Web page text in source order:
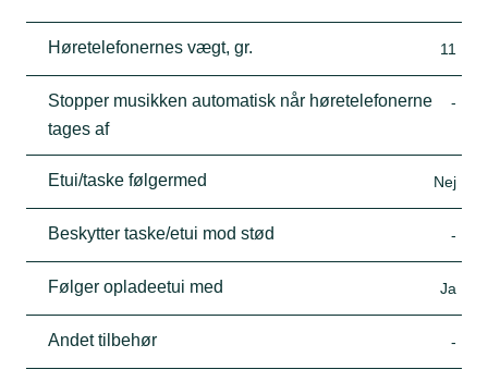
Høretelefonernes vægt, gr. 11
Stopper musikken automatisk når høretelefonerne
tages af
-
Etui/taske følgermed Nej
Beskytter taske/etui mod stød -
Følger opladeetui med Ja
Andet tilbehør -